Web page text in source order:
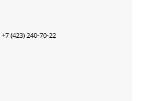
+7 (423) 240-70-22